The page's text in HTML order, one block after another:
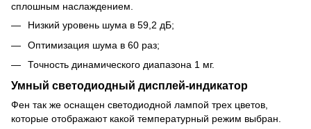
сплошным наслаждением.
Низкий уровень шума в 59,2 дБ;
Оптимизация шума в 60 раз;
Точность динамического диапазона 1 мг.
Умный светодиодный дисплей-индикатор
Фен так же оснащен светодиодной лампой трех цветов,
которые отображают какой температурный режим выбран.